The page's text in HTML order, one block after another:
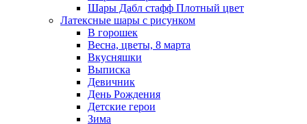
Шары Дабл стафф Плотный цвет
Латексные шары с рисунком
В горошек
Весна, цветы, 8 марта
Вкусняшки
Выписка
Девичник
День Рождения
Детские герои
Зима